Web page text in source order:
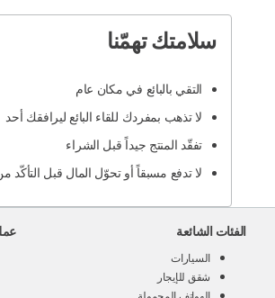
سلامتك تهمّنا
التقي بالبائع في مكان عام
لا تذهب بمفردك للقاء البائع ليرافقك أحد
تفقّد المنتج جيداً قبل الشراء
لا تدفع مسبقاً أو تحوّل المال قبل التأكّد
الفئات الشائعة
السيارات
شقق للإيجار